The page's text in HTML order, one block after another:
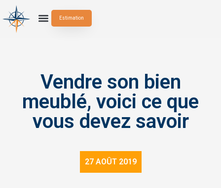
Estimation
Vendre son bien
meublé, voici ce que
vous devez savoir
27 AOÛT 2019